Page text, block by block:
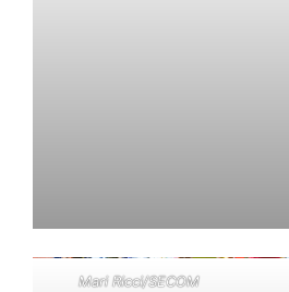
Mari Ricci/SECOM